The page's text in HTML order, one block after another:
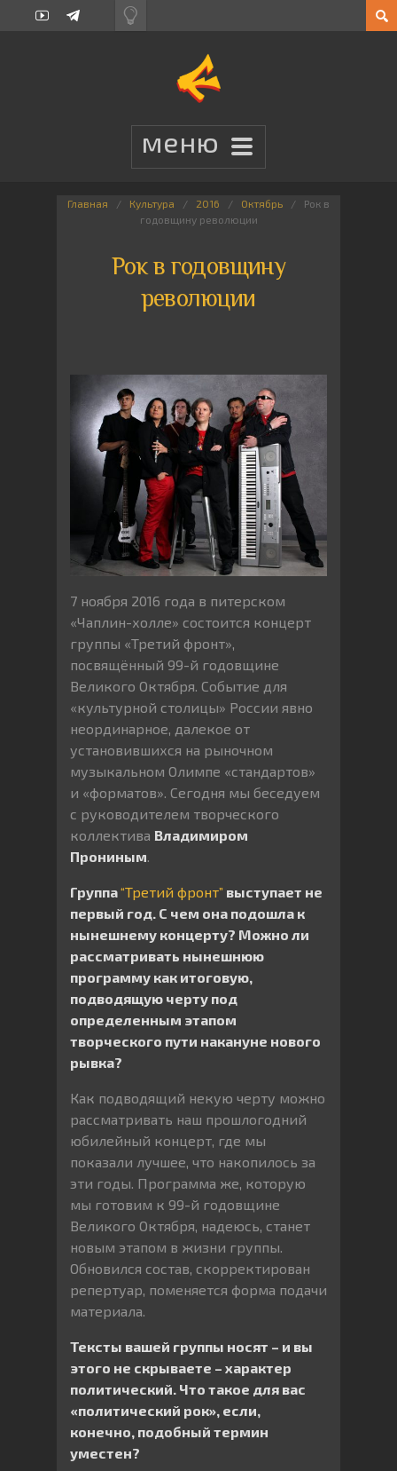
Главная Культура 2016 Октябрь
Рок в
годовщину революции
Рок в годовщину
революции
7 ноября 2016 года в питерском
«Чаплин-холле» состоится концерт
группы «Третий фронт»,
посвящённый 99-й годовщине
Великого Октября. Событие для
«культурной столицы» России явно
неординарное, далекое от
установившихся на рыночном
музыкальном Олимпе «стандартов»
и «форматов». Сегодня мы беседуем
с руководителем творческого
коллектива Владимиром
Прониным.
Группа“Третий фронт” выступает не
первый год. С чем она подошла к
нынешнему концерту? Можно ли
рассматривать нынешнюю
программу как итоговую,
подводящую черту под
определенным этапом
творческого пути накануне нового
рывка?
Как подводящий некую черту можно
рассматривать наш прошлогодний
юбилейный концерт, где мы
показали лучшее, что накопилось за
эти годы. Программа же, которую
мы готовим к 99-й годовщине
Великого Октября, надеюсь, станет
новым этапом в жизни группы.
Обновился состав, скорректирован
репертуар, поменяется форма подачи
материала.
Тексты вашей группы носят – и вы
этого не скрываете – характер
политический. Что такое для вас
«политический рок», если,
конечно, подобный термин
уместен?